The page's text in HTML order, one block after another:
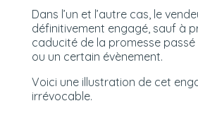
Dans l’un et l’autre cas, le
définitivement engagé, sauf à
caducité de la promesse
ou un certain évènement.
Voici une illustration de cet
irrévocable.